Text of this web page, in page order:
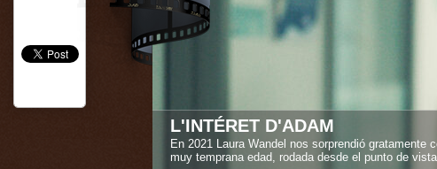
STEREO GIRLS
La amistad verdadera es uno de los sentimientos
Caroline Deruas Peano en "Stereo girls" ("Les